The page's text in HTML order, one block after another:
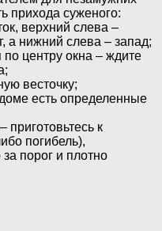
прихода суженого:
верхний слева –
а нижний слева – запад;
центру окна – ждите
весточку;
есть определенные
приготовьтесь к
погибель),
порог и плотно